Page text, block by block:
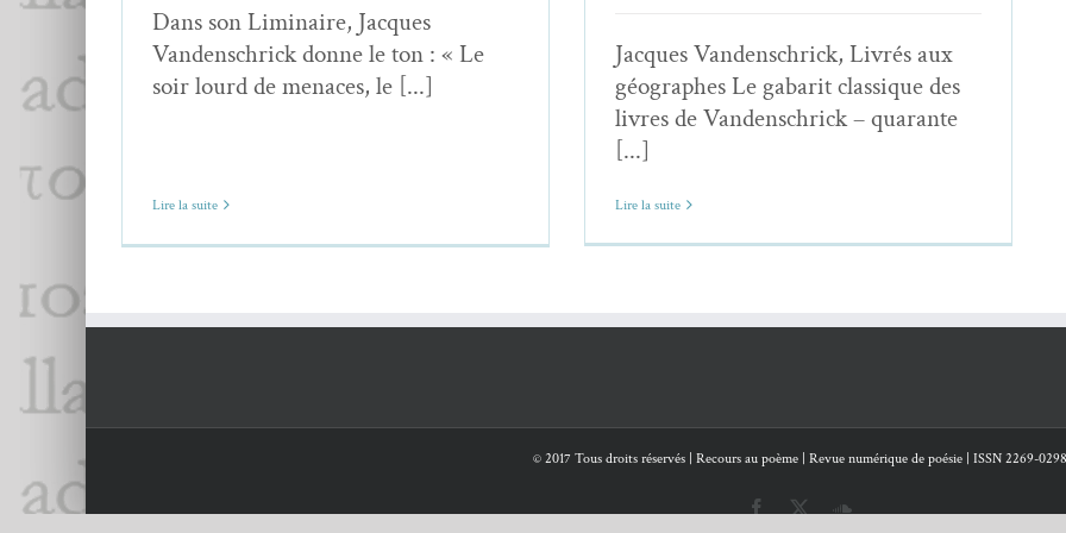
Dans son Liminaire, Jacques
Vandenschrick donne le ton : « Le
soir lourd de menaces, le [...]
Lire la suite
Jacques Vandenschrick, Livrés aux
géographes Le gabarit classique des
livres de Vandenschrick – quarante
[...]
Lire la suite
© 2017 Tous droits réservés | Recours au poème | Revue numérique de poésie | ISSN 2269-0298
Facebook SoundCloud